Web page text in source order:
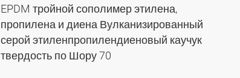
EPDM тройной сополимер этилена,
пропилена и диена Вулканизированный
серой этиленпропилендиеновый каучук
твердость по Шору 70